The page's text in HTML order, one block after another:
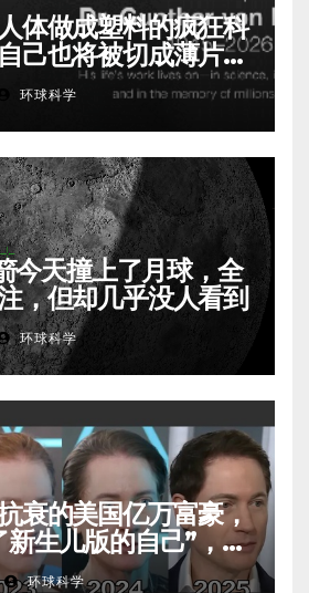
体做成塑料的疯狂科
己也将被切成薄片展
环球科学
今天撞上了月球，全
，但却几乎没人看到
环球科学
衰的美国亿万富豪，
新生儿版的自己”，真
环球科学